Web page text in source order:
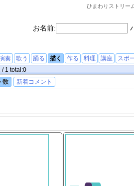
ひまわりストリー
お名前:
奏 歌う 踊る 描く 作る 料理 講座 スポ
/ 1 total:0
数 新着コメント